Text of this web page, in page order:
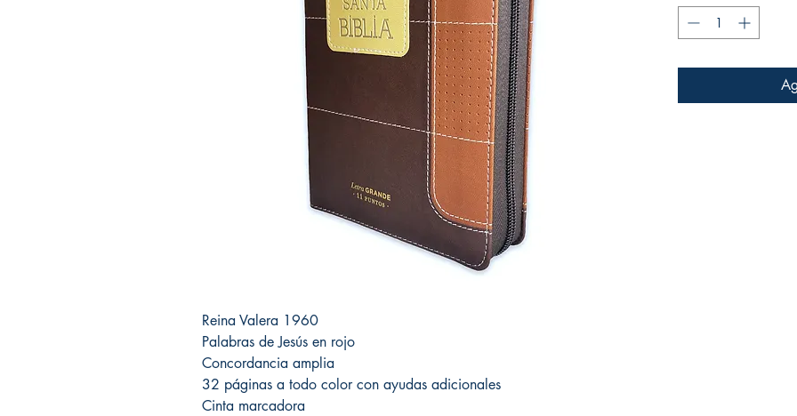
Reina Valera 1960
Palabras de Jesús en rojo
Concordancia amplia
32 páginas a todo color con ayudas adicionales
Cinta marcadora